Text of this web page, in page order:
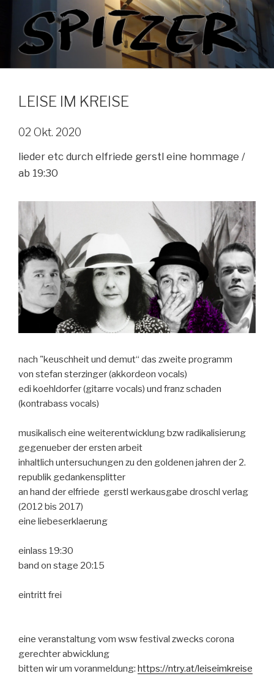
springen
LEISE IM KREISE
02 Okt. 2020
lieder etc durch elfriede gerstl eine hommage /
ab 19:30
nach "keuschheit und demut“ das zweite programm
von stefan sterzinger (akkordeon vocals)
edi koehldorfer (gitarre vocals) und franz schaden
(kontrabass vocals)
musikalisch eine weiterentwicklung bzw radikalisierung
gegenueber der ersten arbeit
inhaltlich untersuchungen zu den goldenen jahren der 2.
republik gedankensplitter
an hand der elfriede gerstl werkausgabe droschl verlag
(2012 bis 2017)
eine liebeserklaerung
einlass 19:30
band on stage 20:15
eintritt frei
eine veranstaltung vom wsw festival zwecks corona
gerechter abwicklung
bitten wir um voranmeldung: https://ntry.at/leiseimkreise